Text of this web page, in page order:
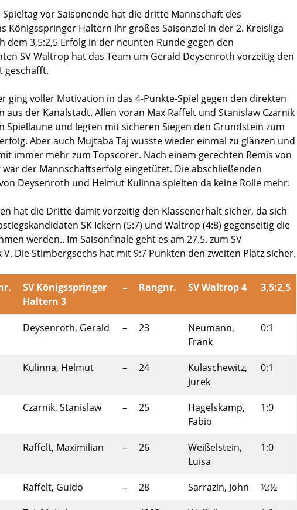
Spieltag vor Saisonende hat die dritte Mannschaft des
Königsspringer Haltern ihr großes Saisonziel in der 2. Kreisliga
dem 3,5:2,5 Erfolg in der neunten Runde gegen den
SV Waltrop hat das Team um Gerald Deysenroth vorzeitig den
geschafft.
ging voller Motivation in das 4-Punkte-Spiel gegen den direkten
aus der Kanalstadt. Allen voran Max Raffelt und Stanislaw Czarnik
Spiellaune und legten mit sicheren Siegen den Grundstein zum
Aber auch Mujtaba Taj wusste wieder einmal zu glänzen und
immer mehr zum Topscorer. Nach einem gerechten Remis von
war der Mannschaftserfolg eingetütet. Die abschließenden
Deysenroth und Helmut Kulinna spielten da keine Rolle mehr.
hat die Dritte damit vorzeitig den Klassenerhalt sicher, da sich
SK Ickern (5:7) und Waltrop (4:8) gegenseitig die
werden.. Im Saisonfinale geht es am 27.5. zum SV
V. Die Stimbergsechs hat mit 9:7 Punkten den zweiten Platz sicher.
SV Königsspringer
Haltern 3
– Rangnr. SV Waltrop 4 3,5:2,5
Deysenroth, Gerald – 23
Neumann,
Frank
0:1
Kulinna, Helmut – 24
Kulaschewitz,
Jurek
0:1
Czarnik, Stanislaw – 25
Hagelskamp,
Fabio
1:0
Raffelt, Maximilian – 26
Weißelstein,
Luisa
1:0
Raffelt, Guido – 28 Sarrazin, John
½:½